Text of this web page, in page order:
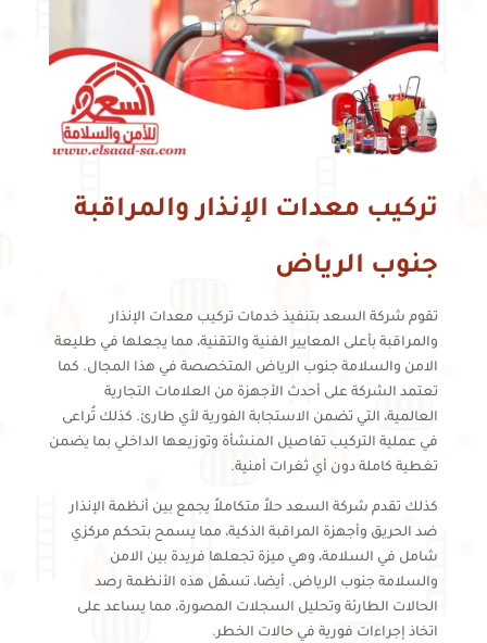
تركيب معدات الإنذار والمراقبة
جنوب الرياض
تقوم شركة السعد بتنفيذ خدمات تركيب معدات الإنذار
والمراقبة بأعلى المعايير الفنية والتقنية، مما يجعلها في طليعة
الامن والسلامة جنوب الرياض المتخصصة في هذا المجال. كما
تعتمد الشركة على أحدث الأجهزة من العلامات التجارية
العالمية، التي تضمن الاستجابة الفورية لأي طارئ. كذلك تُراعى
في عملية التركيب تفاصيل المنشأة وتوزيعها الداخلي بما يضمن
تغطية كاملة دون أي ثغرات أمنية.
كذلك تقدم شركة السعد حلاً متكاملاً يجمع بين أنظمة الإنذار
ضد الحريق وأجهزة المراقبة الذكية، مما يسمح بتحكم مركزي
شامل في السلامة، وهي ميزة تجعلها فريدة بين الامن
والسلامة جنوب الرياض. أيضا، تسهّل هذه الأنظمة رصد
الحالات الطارئة وتحليل السجلات المصورة، مما يساعد على
اتخاذ إجراءات فورية في حالات الخطر.